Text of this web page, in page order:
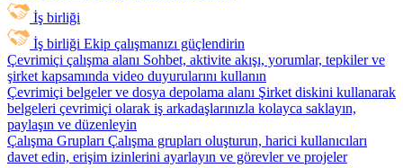
İş birliği
İş birliği Ekip çalışmanızı güçlendirin
Çevrimiçi çalışma alanı Sohbet, aktivite akışı, yorumlar, tepkiler ve
şirket kapsamında video duyurularını kullanın
Çevrimiçi belgeler ve dosya depolama alanı Şirket diskini kullanarak
belgeleri çevrimiçi olarak iş arkadaşlarınızla kolayca saklayın,
paylaşın ve düzenleyin
Çalışma Grupları Çalışma grupları oluşturun, harici kullanıcıları
davet edin, erişim izinlerini ayarlayın ve görevler ve projeler